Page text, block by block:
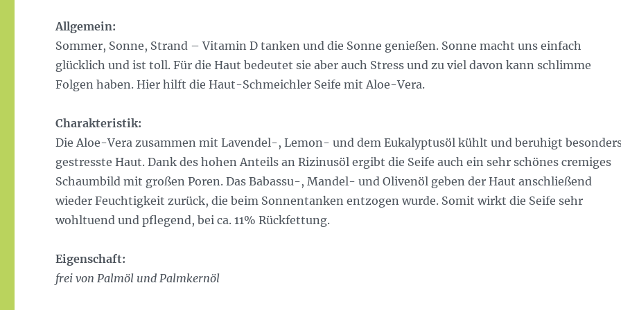
Allgemein:
Sommer, Sonne, Strand – Vitamin D tanken und die Sonne genießen. Sonne macht uns einfach
glücklich und ist toll. Für die Haut bedeutet sie aber auch Stress und zu viel davon kann schlimme
Folgen haben. Hier hilft die Haut-Schmeichler Seife mit Aloe-Vera.
Charakteristik:
Die Aloe-Vera zusammen mit Lavendel-, Lemon- und dem Eukalyptusöl kühlt und beruhigt
gestresste Haut. Dank des hohen Anteils an Rizinusöl ergibt die Seife auch ein sehr schönes cremiges
Schaumbild mit großen Poren. Das Babassu-, Mandel- und Olivenöl geben der Haut anschließend
wieder Feuchtigkeit zurück, die beim Sonnentanken entzogen wurde. Somit wirkt die Seife sehr
wohltuend und pflegend, bei ca. 11% Rückfettung.
Eigenschaft:
frei von Palmöl und Palmkernöl